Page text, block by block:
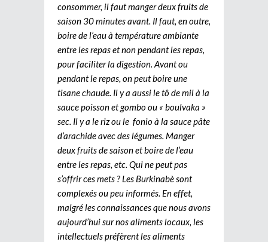
consommer, il faut manger deux fruits de
saison 30 minutes avant. Il faut, en outre,
boire de l’eau à température ambiante
entre les repas et non pendant les repas,
pour faciliter la digestion. Avant ou
pendant le repas, on peut boire une
tisane chaude. Il y a aussi le tô de mil à la
sauce poisson et gombo ou « boulvaka »
sec. Il y a le riz ou le fonio à la sauce pâte
d’arachide avec des légumes. Manger
deux fruits de saison et boire de l’eau
entre les repas, etc. Qui ne peut pas
s’offrir ces mets ? Les Burkinabè sont
complexés ou peu informés. En effet,
malgré les connaissances que nous avons
aujourd’hui sur nos aliments locaux, les
intellectuels préfèrent les aliments